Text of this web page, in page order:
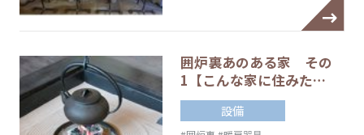
囲炉裏あのある家 その
1【こんな家に住みた…
設備